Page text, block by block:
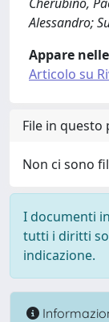
Alessandro;
Appare
Articolo su
File in
Non ci sono
I documenti
tutti i diritti
indicazione.